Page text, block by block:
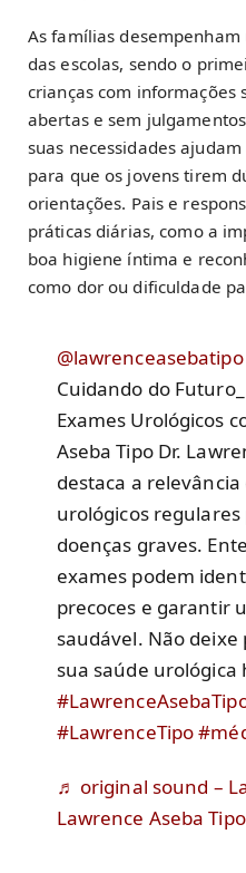
As famílias
das escolas, sendo o
crianças com informações
abertas e sem
suas necessidades
para que os jovens tirem
orientações. Pais e
práticas diárias, como a
boa higiene íntima e
como dor ou dificuldade
@lawrenceasebatipo
Cuidando do
Exames Urológicos
Aseba Tipo Dr.
destaca a
urológicos
doenças graves.
exames podem
precoces e garantir
saudável. Não deixe
sua saúde urológica
#LawrenceTipo
♬ original sound –
Lawrence Aseba Tipo